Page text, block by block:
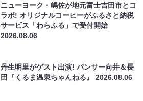
ニューヨーク・嶋佐が地元富士吉田市とコ
ラボ! オリジナルコーヒーがふるさと納税
サービス「わらふる」で受付開始
2026.08.06
丹生明里がゲスト出演! パンサー向井＆長
田『くるま温泉ちゃんねる』2026.08.06